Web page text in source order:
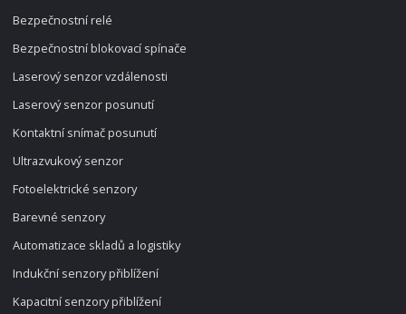
Bezpečnostní relé
Bezpečnostní blokovací spínače
Laserový senzor vzdálenosti
Laserový senzor posunutí
Kontaktní snímač posunutí
Ultrazvukový senzor
Fotoelektrické senzory
Barevné senzory
Automatizace skladů a logistiky
Indukční senzory přiblížení
Kapacitní senzory přiblížení